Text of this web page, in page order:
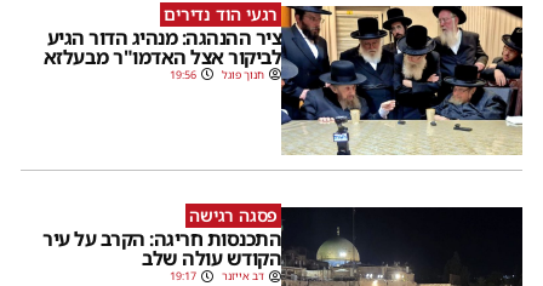
רגעי הוד נדירים
ציר ההנהגה: מנהיג הדור הגיע
לביקור אצל האדמו"ר מבעלזא
חנוך פוגל 19:56
פסגה רגישה
התכנסות חריגה: הקרב על עיר
הקודש עולה שלב
דב אייזנר 19:17